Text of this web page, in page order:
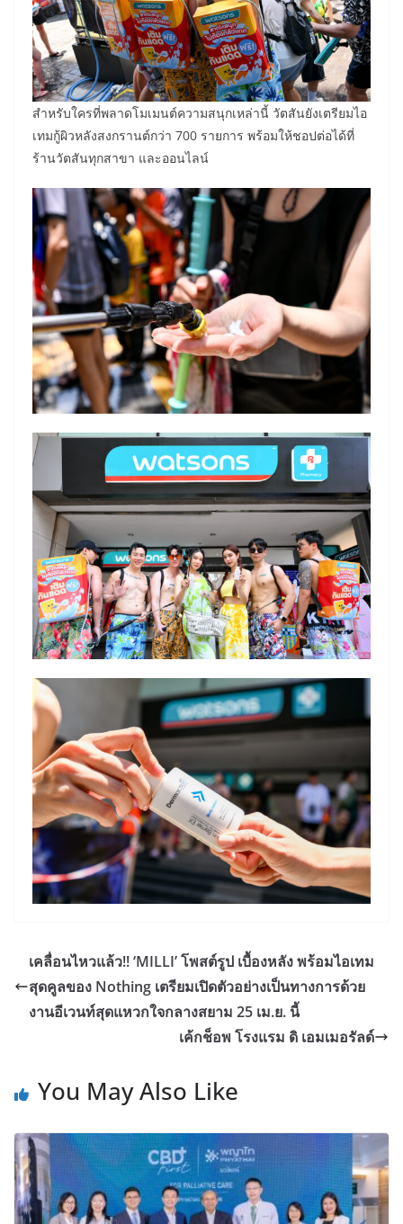
สำหรับใครที่พลาดโมเมนต์ความสนุกเหล่านี้ วัตสันยังเตรียมไอ
เทมกู้ผิวหลังสงกรานต์กว่า 700 รายการ พร้อมให้ชอปต่อได้ที่
ร้านวัตสันทุกสาขา และออนไลน์
เคลื่อนไหวแล้ว!! ‘MILLI’ โพสต์รูป เบื้องหลัง พร้อมไอเทม
สุดคูลของ Nothing เตรียมเปิดตัวอย่างเป็นทางการด้วย
งานอีเวนท์สุดแหวกใจกลางสยาม 25 เม.ย. นี้
เค้กช็อพ โรงแรม ดิ เอมเมอรัลด์
You May Also Like